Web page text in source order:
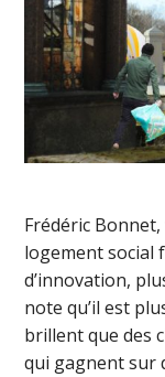
Frédéric
logement social
d’innovation,
note qu’il est
brillent que des
qui gagnent sur